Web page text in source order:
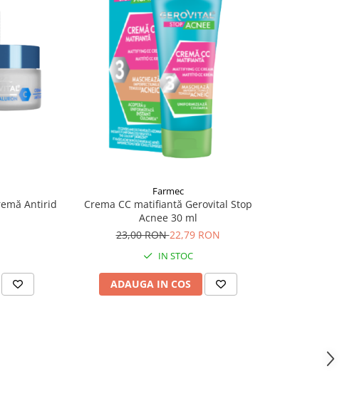
Antirid
Farmec
Crema CC matifiantă Gerovital Stop
Acnee 30 ml
23,00 RON22,79 RON
IN STOC
ADAUGA IN COS